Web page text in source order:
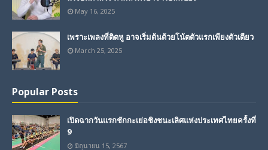
May 16, 2025
เพราะเพลงที่ติดหู อาจเริ่มต้นด้วยโน้ตตัวแรกเพียงตัวเดียว
March 25, 2025
Popular Posts
เปิดฉากวันแรกชักกะเย่อชิงชนะเลิศแห่งประเทศไทยครั้งที่
9
มิถุนายน 15, 2567